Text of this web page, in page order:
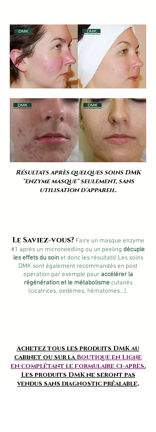
Résultats après quelques soins DMK
"enzyme masque" seulement, sans
utilisation d'appareil.
Le Saviez-vous? Faire un masque enzyme
#1 après un microneedling ou un peeling décuple
les effets du soinet donc les résultats! Les soins
DMK sont également recommandés en post
opération par exemple pour accélérer la
régénération et le métabolismecutanés
(cicatrices, oedèmes, hématomes...).
Achetez tous les produits DMK au
cabinet ou sur laBoutique en Ligne
en complétant le formulaire ci-après.
Les produits DMK ne seront pas
vendus sans diagnostic préalable,